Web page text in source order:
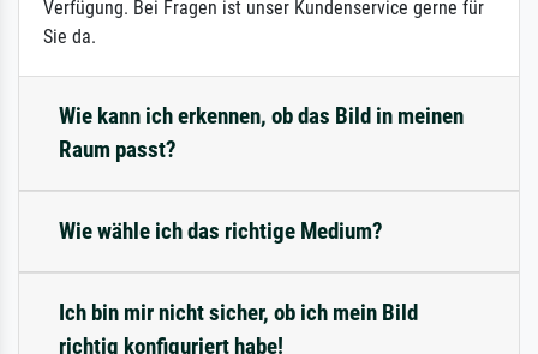
Verfügung. Bei Fragen ist unser Kundenservice gerne für
Sie da.
Wie kann ich erkennen, ob das Bild in meinen
Raum passt?
Wie wähle ich das richtige Medium?
Ich bin mir nicht sicher, ob ich mein Bild
richtig konfiguriert habe!